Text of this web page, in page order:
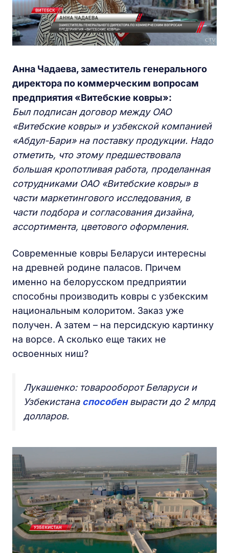
Анна Чадаева, заместитель генерального
директора по коммерческим вопросам
предприятия «Витебские ковры»:
Был подписан договор между ОАО
«Витебские ковры» и узбекской компанией
«Абдул-Бари» на поставку продукции. Надо
отметить, что этому предшествовала
большая кропотливая работа, проделанная
сотрудниками ОАО «Витебские ковры» в
части маркетингового исследования, в
части подбора и согласования дизайна,
ассортимента, цветового оформления.
Современные ковры Беларуси интересны
на древней родине паласов. Причем
именно на белорусском предприятии
способны производить ковры с узбекским
национальным колоритом. Заказ уже
получен. А затем – на персидскую картинку
на ворсе. А сколько еще таких не
освоенных ниш?
Лукашенко: товарооборот Беларуси и
Узбекистана способенвырасти до 2 млрд
долларов.